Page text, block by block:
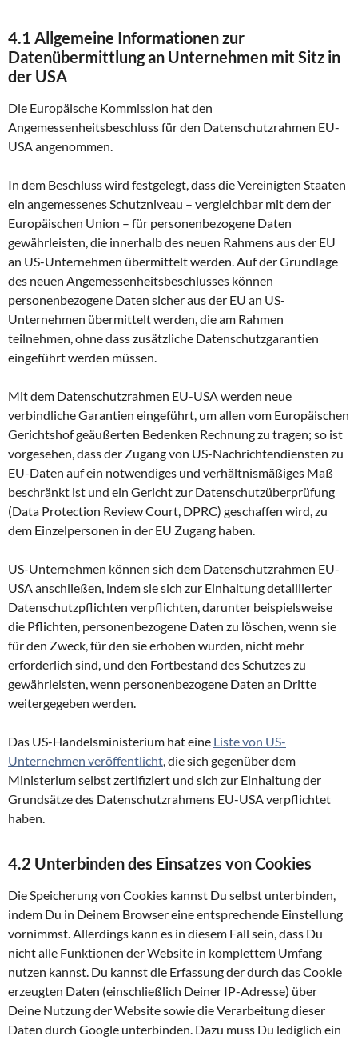
4.1 Allgemeine Informationen zur
Datenübermittlung an Unternehmen mit Sitz in
der USA
Die Europäische Kommission hat den
Angemessenheitsbeschluss für den Datenschutzrahmen EU-
USA angenommen.
In dem Beschluss wird festgelegt, dass die Vereinigten Staaten
ein angemessenes Schutzniveau – vergleichbar mit dem der
Europäischen Union – für personenbezogene Daten
gewährleisten, die innerhalb des neuen Rahmens aus der EU
an US-Unternehmen übermittelt werden. Auf der Grundlage
des neuen Angemessenheitsbeschlusses können
personenbezogene Daten sicher aus der EU an US-
Unternehmen übermittelt werden, die am Rahmen
teilnehmen, ohne dass zusätzliche Datenschutzgarantien
eingeführt werden müssen.
Mit dem Datenschutzrahmen EU-USA werden neue
verbindliche Garantien eingeführt, um allen vom Europäischen
Gerichtshof geäußerten Bedenken Rechnung zu tragen; so ist
vorgesehen, dass der Zugang von US-Nachrichtendiensten zu
EU-Daten auf ein notwendiges und verhältnismäßiges Maß
beschränkt ist und ein Gericht zur Datenschutzüberprüfung
(Data Protection Review Court, DPRC) geschaffen wird, zu
dem Einzelpersonen in der EU Zugang haben.
US-Unternehmen können sich dem Datenschutzrahmen EU-
USA anschließen, indem sie sich zur Einhaltung detaillierter
Datenschutzpflichten verpflichten, darunter beispielsweise
die Pflichten, personenbezogene Daten zu löschen, wenn sie
für den Zweck, für den sie erhoben wurden, nicht mehr
erforderlich sind, und den Fortbestand des Schutzes zu
gewährleisten, wenn personenbezogene Daten an Dritte
weitergegeben werden.
Das US-Handelsministerium hat eine Liste von US-
Unternehmen veröffentlicht, die sich gegenüber dem
Ministerium selbst zertifiziert und sich zur Einhaltung der
Grundsätze des Datenschutzrahmens EU-USA verpflichtet
haben.
4.2 Unterbinden des Einsatzes von Cookies
Die Speicherung von Cookies kannst Du selbst unterbinden,
indem Du in Deinem Browser eine entsprechende Einstellung
vornimmst. Allerdings kann es in diesem Fall sein, dass Du
nicht alle Funktionen der Website in komplettem Umfang
nutzen kannst. Du kannst die Erfassung der durch das Cookie
erzeugten Daten (einschließlich Deiner IP-Adresse) über
Deine Nutzung der Website sowie die Verarbeitung dieser
Daten durch Google unterbinden. Dazu muss Du lediglich ein